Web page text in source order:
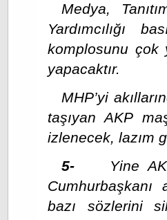
Medya,
Yardımcılığı
komplosunu çok
yapacaktır.
MHP’yi
taşıyan AKP
izlenecek, lazım
5- Yine
Cumhurbaşkanı
bazı sözlerini